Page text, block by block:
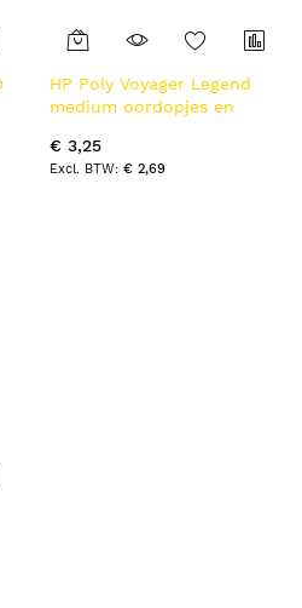
HP Poly Voyager Legend
medium oordopjes en
€ 3,25
€ 2,69